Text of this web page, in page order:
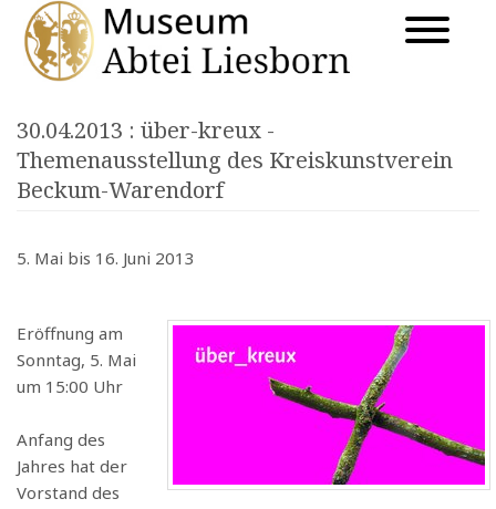
30.04.2013 : über-kreux -
Themenausstellung des Kreiskunstverein
Beckum-Warendorf
5. Mai bis 16. Juni 2013
Eröffnung am
Sonntag, 5. Mai
um 15:00 Uhr
Anfang des
Jahres hat der
Vorstand des